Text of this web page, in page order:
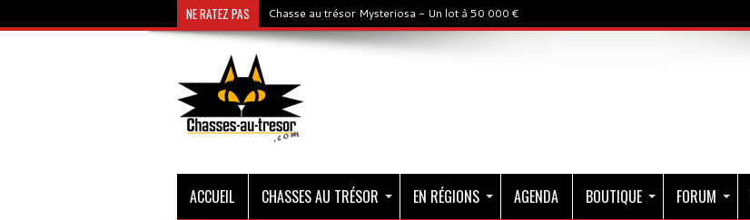
NE RATEZ PAS Chasse au trésor Mysteriosa - Un lot à 50 000 €
ACCUEIL CHASSES AU TRÉSOR EN RÉGIONS AGENDA BOUTIQUE FORUM